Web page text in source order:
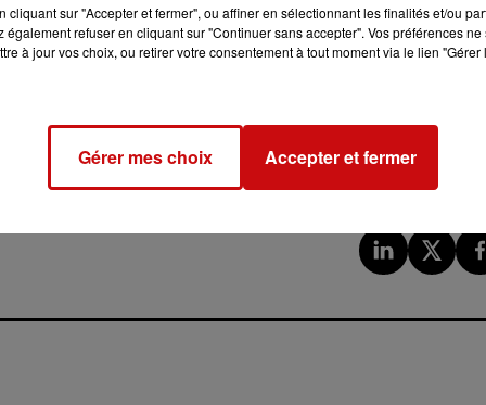
déconfinement de ce 3 mai.Voici la nouvelle version
C'EST POSSIBLE
le télétravail doit être la règle pour l'ensemble des
Les salariés en télétravail à 100% gardent la possibilité de
souhaitent,
mais pas plus.
cliquant sur "Accepter et fermer", ou affiner en sélectionnant les finalités et/ou
également refuser en cliquant sur "Continuer sans accepter". Vos préférences
à jour vos choix, ou retirer votre consentement à tout moment via le lien
Gérer mes choix Accepter et fermer